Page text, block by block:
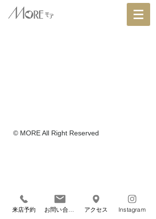
© MORE All Right Reserved
来店予約 お問い合わせ アクセス Instagram